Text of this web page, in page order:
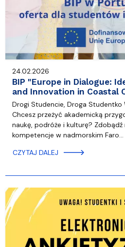
24.02.2026
BIP "Europe in Dialogue:
and Innovation in Coastal
Drogi Studencie, Droga Studentko
Chcesz przeżyć akademicką
naukę, podróże i kulturę?
kompetencje w nadmorskim Faro…
CZYTAJ DALEJ